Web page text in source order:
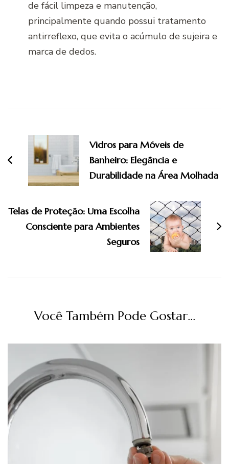
de fácil limpeza e manutenção,
principalmente quando possui tratamento
antirreflexo, que evita o acúmulo de sujeira e
marca de dedos.
post
Vidros para Móveis de
Banheiro: Elegância e
Durabilidade na Área Molhada
Telas de Proteção: Uma Escolha
Consciente para Ambientes
Seguros
Você Também Pode Gostar...